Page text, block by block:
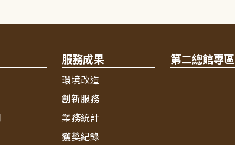
服務成果
環境改造
創新服務
業務統計
獲獎紀錄
第二總館專區